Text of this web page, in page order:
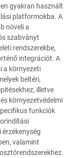
gyakran használt
platformokba. A
növeli a
szabványt
rendszerekbe,
integrációt. A
a környezeti
beltéri,
illetve
környezetvédelmi
funkciók
valamint